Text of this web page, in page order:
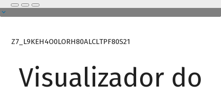
Z7_L9KEH4O0LORH80ALCLTPF80S21
Visualizador do